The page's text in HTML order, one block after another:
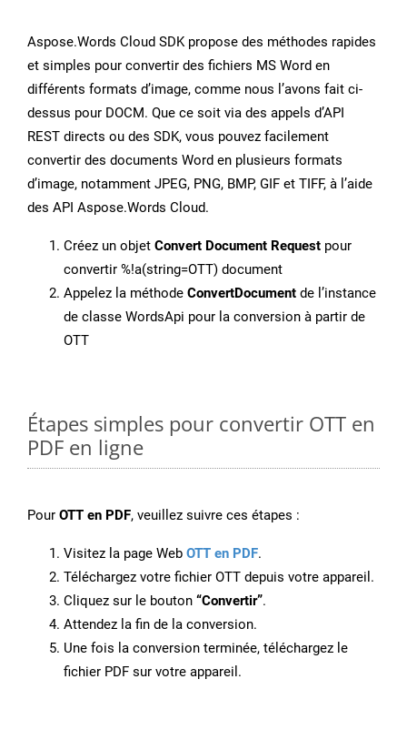
Aspose.Words Cloud SDK propose des méthodes rapides
et simples pour convertir des fichiers MS Word en
différents formats d’image, comme nous l’avons fait ci-
dessus pour DOCM. Que ce soit via des appels d’API
REST directs ou des SDK, vous pouvez facilement
convertir des documents Word en plusieurs formats
d’image, notamment JPEG, PNG, BMP, GIF et TIFF, à l’aide
des API Aspose.Words Cloud.
Créez un objet Convert Document Request pour
convertir %!a(string=OTT) document
Appelez la méthode ConvertDocument de l’instance
de classe WordsApi pour la conversion à partir de
OTT
Étapes simples pour convertir OTT en
PDF en ligne
Pour OTT en PDF, veuillez suivre ces étapes :
Visitez la page Web OTT en PDF.
Téléchargez votre fichier OTT depuis votre appareil.
Cliquez sur le bouton “Convertir”.
Attendez la fin de la conversion.
Une fois la conversion terminée, téléchargez le
fichier PDF sur votre appareil.